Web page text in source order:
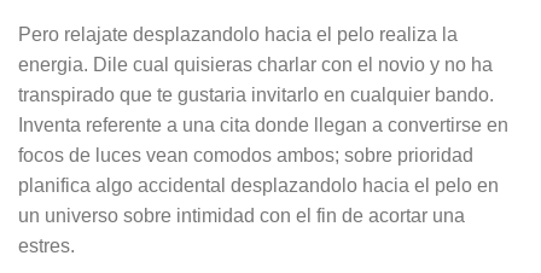
Pero relajate desplazandolo hacia el pelo realiza la
energia. Dile cual quisieras charlar con el novio y no ha
transpirado que te gustaria invitarlo en cualquier bando.
Inventa referente a una cita donde llegan a convertirse en
focos de luces vean comodos ambos; sobre prioridad
planifica algo accidental desplazandolo hacia el pelo en
un universo sobre intimidad con el fin de acortar una
estres.